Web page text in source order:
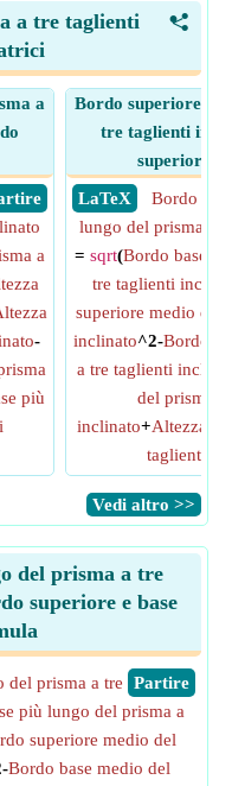
<
a tre taglienti
a
a
-
più
Bordo superiore
tre taglienti
superiore e
​ LaTeX
Bordo
lungo del prisma a
= sqrt(Bordo base
tre taglienti
superiore medio del
inclinato^2-Bordo
a tre taglienti
del prisma
inclinato+Altezza
taglienti
​Vedi altro >>
del prisma a tre
superiore e base
​Partire
del prisma a tre
più lungo del prisma a
superiore medio del
Bordo base medio del